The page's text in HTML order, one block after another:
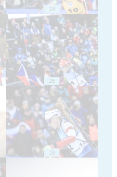
24
26
28